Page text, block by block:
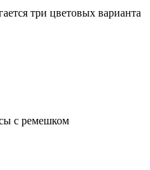
три цветовых варианта
с ремешком